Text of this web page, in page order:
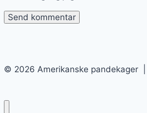
© 2026 Amerikanske pandekager |